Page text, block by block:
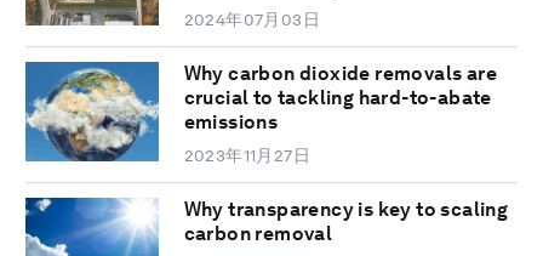
2024年07月03日
Why carbon dioxide removals are
crucial to tackling hard-to-abate
emissions
2023年11月27日
Why transparency is key to scaling
carbon removal